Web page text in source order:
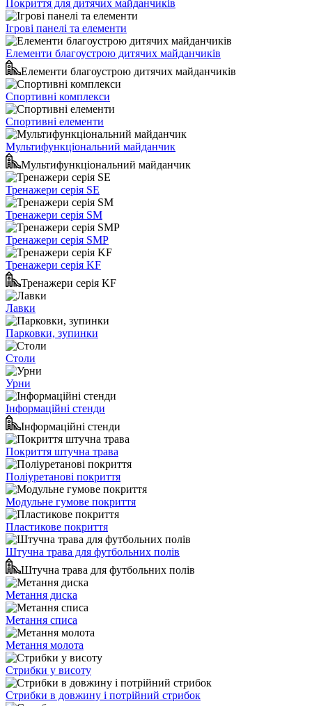
Покриття для дитячих майданчиків
Ігрові панелі та елементи
Елементи благоустрою дитячих майданчиків
Елементи благоустрою дитячих майданчиків
Спортивні комплекси
Спортивні елементи
Мультифункціональний майданчик
Мультифункціональний майданчик
Тренажери серія SE
Тренажери серія SM
Тренажери серія SMP
Тренажери серія KF
Тренажери серія KF
Лавки
Парковки, зупинки
Столи
Урни
Інформаційні стенди
Інформаційні стенди
Покриття штучна трава
Поліуретанові покриття
Модульне гумове покриття
Пластикове покриття
Штучна трава для футбольних полів
Штучна трава для футбольних полів
Метання диска
Метання списа
Метання молота
Стрибки у висоту
Стрибки в довжину і потрійний стрибок